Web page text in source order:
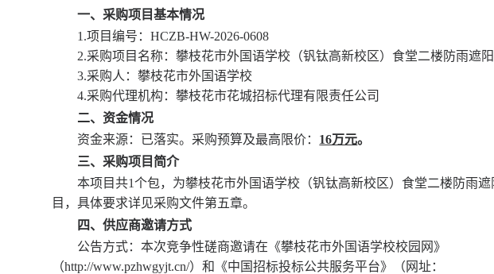
一、采购项目基本情况
1.项目编号：HCZB-HW-2026-0608
2.采购项目名称：攀枝花市外国语学校（钒钛高新校区）食堂二楼防雨遮
3.采购人：攀枝花市外国语学校
4.采购代理机构：攀枝花市花城招标代理有限责任公司
二、资金情况
资金来源 ：已落实。 采购预算及最高限价： 16万元。
三、采购项目简介
本项目共1个包，为攀枝花市外国语学校（钒钛高新校区）食堂二楼防雨
目 ，具体要求详见采购文件第五章。
四、供应商邀请方式
公告方式：本次竞争性磋商邀请在《攀枝花市外国语学校校园网》
（http://www.pzhwgyjt.cn/）和 《中国招标投标公共服务平台》（网址：